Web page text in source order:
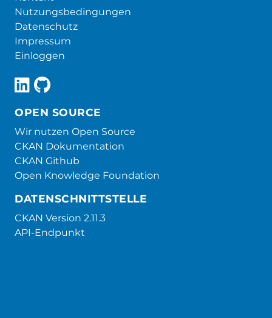
Nutzungsbedingungen
Datenschutz
Impressum
Einloggen
OPEN SOURCE
Wir nutzen Open Source
CKAN Dokumentation
CKAN Github
Open Knowledge Foundation
DATENSCHNITTSTELLE
CKAN Version 2.11.3
API-Endpunkt